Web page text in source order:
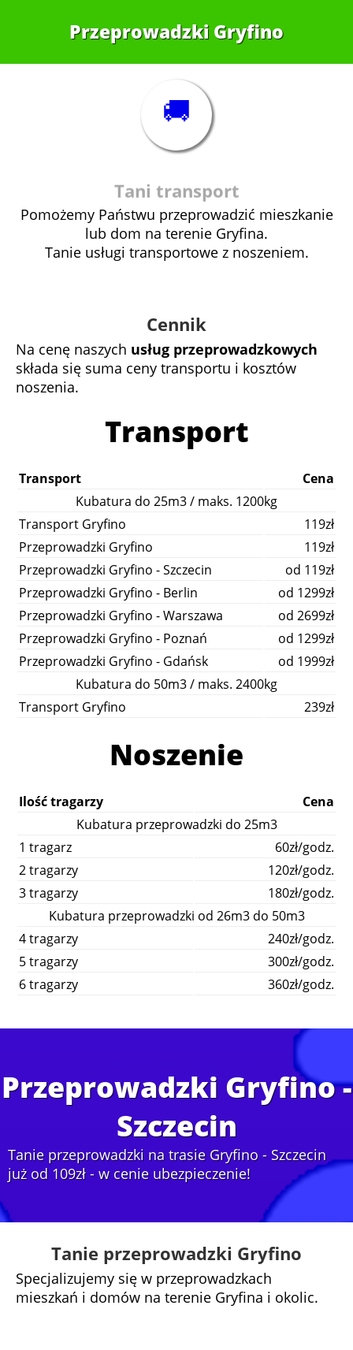
Przeprowadzki Gryfino
🚚
Tani transport
Pomożemy Państwu przeprowadzić mieszkanie
lub dom na terenie Gryfina.
Tanie usługi transportowe z noszeniem.
Cennik
Na cenę naszych usług przeprowadzkowych
składa się suma ceny transportu i kosztów
noszenia.
Transport
Transport
Cena
Kubatura do 25m3 / maks. 1200kg
Transport Gryfino
119zł
Przeprowadzki Gryfino
119zł
Przeprowadzki Gryfino - Szczecin
od 119zł
Przeprowadzki Gryfino - Berlin
od 1299zł
Przeprowadzki Gryfino - Warszawa
od 2699zł
Przeprowadzki Gryfino - Poznań
od 1299zł
Przeprowadzki Gryfino - Gdańsk
od 1999zł
Kubatura do 50m3 / maks. 2400kg
Transport Gryfino
239zł
Noszenie
Ilość tragarzy
Cena
Kubatura przeprowadzki do 25m3
1 tragarz
60zł/godz.
2 tragarzy
120zł/godz.
3 tragarzy
180zł/godz.
Kubatura przeprowadzki od 26m3 do 50m3
4 tragarzy
240zł/godz.
5 tragarzy
300zł/godz.
6 tragarzy
360zł/godz.
Przeprowadzki Gryfino -
Szczecin
Tanie przeprowadzki na trasie Gryfino - Szczecin
już od 109zł - w cenie ubezpieczenie!
Tanie przeprowadzki Gryfino
Specjalizujemy się w przeprowadzkach
mieszkań i domów na terenie Gryfina i okolic.